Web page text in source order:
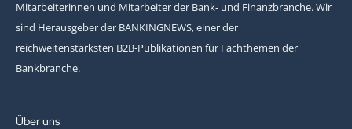
Mitarbeiterinnen und Mitarbeiter der Bank- und Finanzbranche. Wir
sind Herausgeber der BANKINGNEWS, einer der
reichweitenstärksten B2B-Publikationen für Fachthemen der
Bankbranche.
Über uns